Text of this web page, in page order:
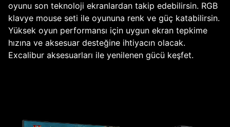
oyunu son teknoloji ekranlardan takip edebilirsin. RGB
klavye mouse seti ile oyununa renk ve güç katabilirsin.
Yüksek oyun performansı için uygun ekran tepkime
hızına ve aksesuar desteğine ihtiyacın olacak.
Excalibur aksesuarları ile yenilenen gücü keşfet.